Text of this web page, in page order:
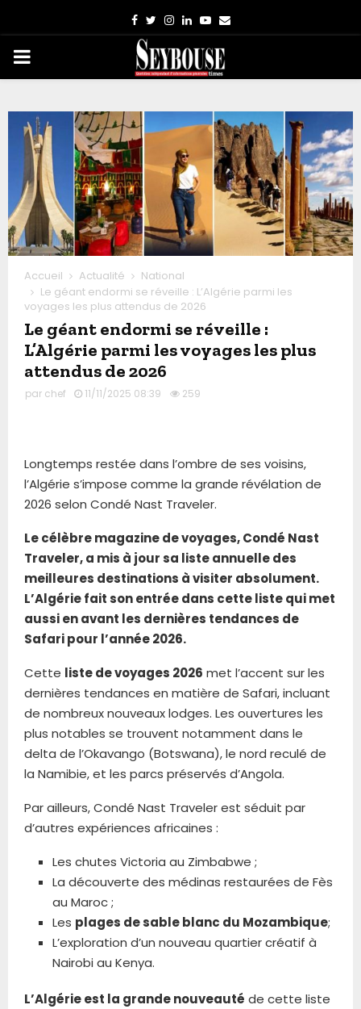
Facebook
TwitterInstagram
LinkedinYoutube
Email
PRIMARY
Accueil Actualité
National
Le géant endormi se réveille : L’Algérie parmi les
voyages les plus attendus de 2026
Le géant endormi se réveille :
L’Algérie parmi les voyages les plus
attendus de 2026
par chef 11/11/2025 08:39 259
Longtemps restée dans l’ombre de ses voisins,
l’Algérie s’impose comme la grande révélation de
2026 selon Condé Nast Traveler.
Le célèbre magazine de voyages, Condé Nast
Traveler, a mis à jour sa liste annuelle des
meilleures destinations à visiter absolument.
L’Algérie fait son entrée dans cette liste qui met
aussi en avant les dernières tendances de
Safari pour l’année 2026.
Cette liste de voyages 2026 met l’accent sur les
dernières tendances en matière de Safari, incluant
de nombreux nouveaux lodges. Les ouvertures les
plus notables se trouvent notamment dans le
delta de l’Okavango (Botswana), le nord reculé de
la Namibie, et les parcs préservés d’Angola.
Par ailleurs, Condé Nast Traveler est séduit par
d’autres expériences africaines :
Les chutes Victoria au Zimbabwe ;
La découverte des médinas restaurées de Fès
au Maroc ;
Les plages de sable blanc du Mozambique;
L’exploration d’un nouveau quartier créatif à
Nairobi au Kenya.
L’Algérie est la grande nouveauté de cette liste